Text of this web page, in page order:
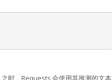
之时，Requests 会使用其推测的文本